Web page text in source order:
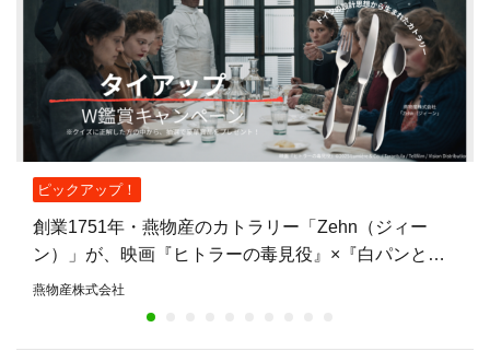
ピックアップ！
創業1751年・燕物産のカトラリー「Zehn（ジィー
ン）」が、映画『ヒトラーの毒見役』×『白パンと独
裁者』W鑑賞キャンペーンの賞品に——燕物産初の映
燕物産株式会社